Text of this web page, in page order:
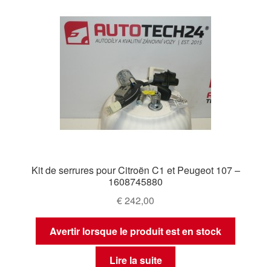
Kit de serrures pour Citroën C1 et Peugeot 107 –
1608745880
€242,00
Avertir lorsque le produit est en stock
Lire la suite